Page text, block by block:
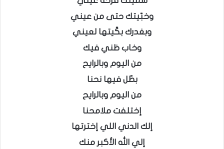
وخبّيتك حتى من عيني
وبغدرك بكّيتها لعيني
وخاب ظني فيك
من اليوم وبالرايح
بطّل فيها نحنا
من اليوم وبالرايح
إختلفت ملامحنا
إلك الدني اللي إخترتها
إلي الله الأكبر منك